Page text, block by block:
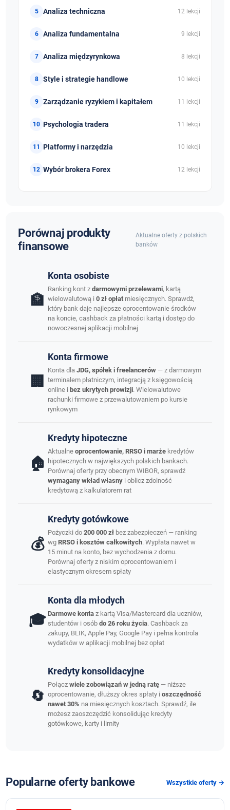
Analiza techniczna 12 lekcji
Analiza fundamentalna 9 lekcji
Analiza międzyrynkowa 8 lekcji
Style i strategie handlowe 10 lekcji
Zarządzanie ryzykiem i kapitałem 11 lekcji
Psychologia tradera 11 lekcji
Platformy i narzędzia 10 lekcji
Wybór brokera Forex 12 lekcji
Porównaj produkty
finansowe
Aktualne oferty z polskich
banków
🏦
Konta osobiste
Ranking kont zdarmowymi przelewami, kartą
wielowalutową i0 zł opłat miesięcznych. Sprawdź,
który bank daje najlepsze oprocentowanie środków
na koncie, cashback za płatności kartą i dostęp do
nowoczesnej aplikacji mobilnej
🏢
Konta firmowe
Konta dlaJDG, spółek i freelancerów — z darmowym
terminalem płatniczym, integracją z księgowością
online i bez ukrytych prowizji. Wielowalutowe
rachunki firmowe z przewalutowaniem po kursie
rynkowym
🏠
Kredyty hipoteczne
Aktualneoprocentowanie, RRSO i marże kredytów
hipotecznych w największych polskich bankach.
Porównaj oferty przy obecnym WIBOR, sprawdź
wymagany wkład własny i oblicz zdolność
kredytową z kalkulatorem rat
💰
Kredyty gotówkowe
Pożyczki do200 000 zł bez zabezpieczeń — ranking
wgRRSO i kosztów całkowitych. Wypłata nawet w
15 minut na konto, bez wychodzenia z domu.
Porównaj oferty z niskim oprocentowaniem i
elastycznym okresem spłaty
🎓
Konta dla młodych
Darmowe konta z kartą Visa/Mastercard dla uczniów,
studentów i osóbdo 26 roku życia. Cashback za
zakupy, BLIK, Apple Pay, Google Pay i pełna kontrola
wydatków w aplikacji mobilnej bez opłat
🔄
Kredyty konsolidacyjne
Połączwiele zobowiązań w jedną ratę — niższe
oprocentowanie, dłuższy okres spłaty ioszczędność
nawet 30% na miesięcznych kosztach. Sprawdź, ile
możesz zaoszczędzić konsolidując kredyty
gotówkowe, karty i limity
Popularne oferty bankowe Wszystkie oferty →